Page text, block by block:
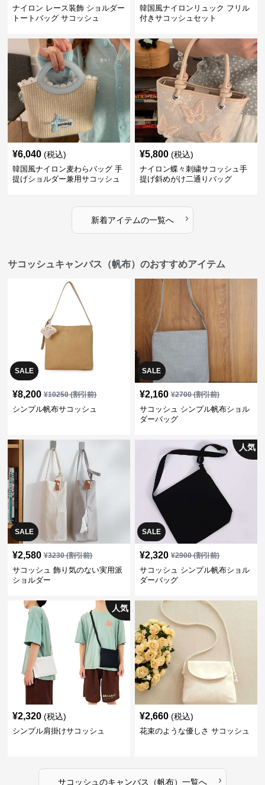
ナイロン レース装飾 ショルダー
トートバッグ サコッシュ
韓国風ナイロンリュック フリル
付きサコッシュセット
¥6,040 (税込)
韓国風ナイロン麦わらバッグ 手
提げショルダー兼用サコッシュ
¥5,800 (税込)
ナイロン蝶々刺繍サコッシュ手
提げ斜めがけ二通りバッグ
新着アイテムの一覧へ ›
サコッシュキャンバス（帆布）のおすすめアイテム
SALE
¥8,200 ¥10250(割引前)
シンプル帆布サコッシュ
SALE
¥2,160 ¥2700(割引前)
サコッシュ シンプル帆布ショル
ダーバッグ
SALE
¥2,580 ¥3230(割引前)
サコッシュ 飾り気のない実用派
ショルダー
SALE
人気
¥2,320 ¥2900(割引前)
サコッシュ シンプル帆布ショル
ダーバッグ
人気
¥2,320 (税込)
シンプル肩掛けサコッシュ
¥2,660 (税込)
花束のような優しさ サコッシュ
サコッシュ のキャンバス（帆布） 一覧へ ›